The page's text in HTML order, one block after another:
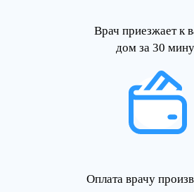
Врач приезжает к
дом за 30
Оплата врачу